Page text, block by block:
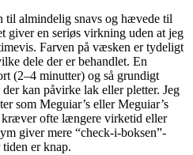
til almindelig snavs og hævede til
giver en seriøs virkning uden at jeg
Farven på væsken er tydeligt
dele der er behandlet. En
(2–4 minutter) og så grundigt
kan påvirke lak eller pletter. Jeg
som Meguiar’s eller Meguiar’s
ofte længere virketid eller
giver mere “check-i-boksen”-
er knap.